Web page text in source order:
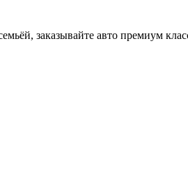
заказывайте авто премиум